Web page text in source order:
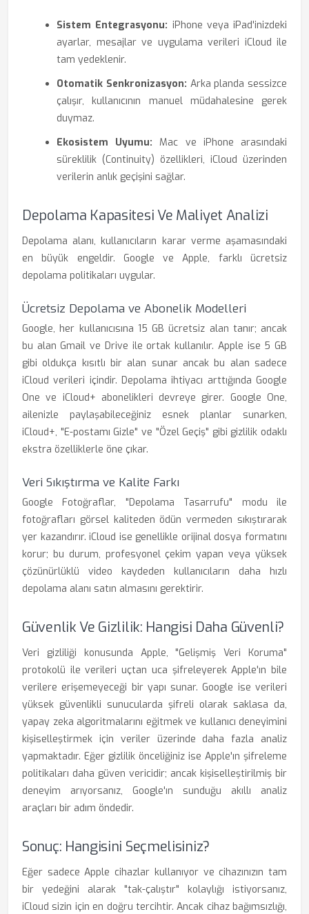
Sistem Entegrasyonu: iPhone veya iPad'inizdeki
ayarlar, mesajlar ve uygulama verileri iCloud ile
tam yedeklenir.
Otomatik Senkronizasyon: Arka planda sessizce
çalışır, kullanıcının manuel müdahalesine gerek
duymaz.
Ekosistem Uyumu: Mac ve iPhone arasındaki
süreklilik (Continuity) özellikleri, iCloud üzerinden
verilerin anlık geçişini sağlar.
Depolama Kapasitesi Ve Maliyet Analizi
Depolama alanı, kullanıcıların karar verme aşamasındaki
en büyük engeldir. Google ve Apple, farklı ücretsiz
depolama politikaları uygular.
Ücretsiz Depolama ve Abonelik Modelleri
Google, her kullanıcısına 15 GB ücretsiz alan tanır; ancak
bu alan Gmail ve Drive ile ortak kullanılır. Apple ise 5 GB
gibi oldukça kısıtlı bir alan sunar ancak bu alan sadece
iCloud verileri içindir. Depolama ihtiyacı arttığında Google
One ve iCloud+ abonelikleri devreye girer. Google One,
ailenizle paylaşabileceğiniz esnek planlar sunarken,
iCloud+, "E-postamı Gizle" ve "Özel Geçiş" gibi gizlilik odaklı
ekstra özelliklerle öne çıkar.
Veri Sıkıştırma ve Kalite Farkı
Google Fotoğraflar, "Depolama Tasarrufu" modu ile
fotoğrafları görsel kaliteden ödün vermeden sıkıştırarak
yer kazandırır. iCloud ise genellikle orijinal dosya formatını
korur; bu durum, profesyonel çekim yapan veya yüksek
çözünürlüklü video kaydeden kullanıcıların daha hızlı
depolama alanı satın almasını gerektirir.
Güvenlik Ve Gizlilik: Hangisi Daha Güvenli?
Veri gizliliği konusunda Apple, "Gelişmiş Veri Koruma"
protokolü ile verileri uçtan uca şifreleyerek Apple'ın bile
verilere erişemeyeceği bir yapı sunar. Google ise verileri
yüksek güvenlikli sunucularda şifreli olarak saklasa da,
yapay zeka algoritmalarını eğitmek ve kullanıcı deneyimini
kişiselleştirmek için veriler üzerinde daha fazla analiz
yapmaktadır. Eğer gizlilik önceliğiniz ise Apple'ın şifreleme
politikaları daha güven vericidir; ancak kişiselleştirilmiş bir
deneyim arıyorsanız, Google'ın sunduğu akıllı analiz
araçları bir adım öndedir.
Sonuç: Hangisini Seçmelisiniz?
Eğer sadece Apple cihazlar kullanıyor ve cihazınızın tam
bir yedeğini alarak "tak-çalıştır" kolaylığı istiyorsanız,
iCloud sizin için en doğru tercihtir. Ancak cihaz bağımsızlığı,